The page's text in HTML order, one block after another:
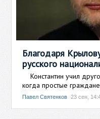
Благодаря
русского
Константин учил
когда простые
Павел Святенков 23 сен,